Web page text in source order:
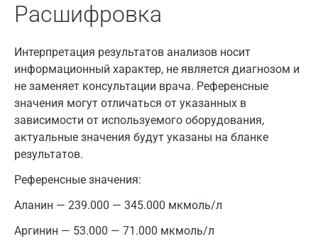
Расшифровка
Интерпретация результатов анализов носит
информационный характер, не является диагнозом и
не заменяет консультации врача. Референсные
значения могут отличаться от указанных в
зависимости от используемого оборудования,
актуальные значения будут указаны на бланке
результатов.
Референсные значения:
Аланин — 239.000 — 345.000 мкмоль/л
Аргинин — 53.000 — 71.000 мкмоль/л